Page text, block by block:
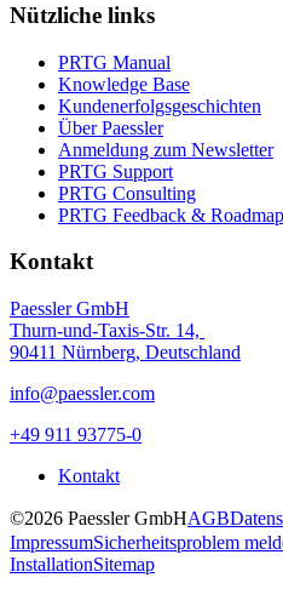
Nützliche links
PRTG Manual
Knowledge Base
Kundenerfolgsgeschichten
Über Paessler
Anmeldung zum Newsletter
PRTG Support
PRTG Consulting
PRTG Feedback & Roadmap
Kontakt
Paessler GmbH
Thurn-und-Taxis-Str. 14,
90411 Nürnberg, Deutschland
info@paessler.com
+49 911 93775-0
Kontakt
©2026 Paessler GmbHAGB
ImpressumSicherheitsproblem
InstallationSitemap